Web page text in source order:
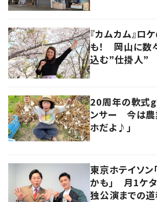
『カムカム』ロ
も！ 岡山に数
込む”仕掛人”
20周年の軟式
ンサー 今は農
ホだよ♪」
東京ホテイソン
かも」 月1ケ
独公演までの